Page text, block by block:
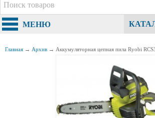
МЕНЮ
Главная → Архив → Аккумуляторная цепная пила Ryobi